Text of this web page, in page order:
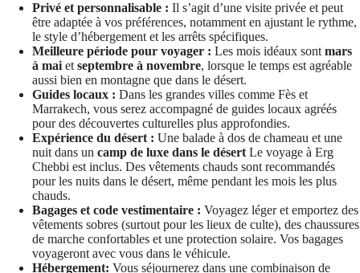
Privé et personnalisable : Il s’agit d’une visite privée et peut
être adaptée à vos préférences, notamment en ajustant le rythme,
le style d’hébergement et les arrêts spécifiques.
Meilleure période pour voyager : Les mois idéaux sont mars
à mai et septembre à novembre, lorsque le temps est agréable
aussi bien en montagne que dans le désert.
Guides locaux : Dans les grandes villes comme Fès et
Marrakech, vous serez accompagné de guides locaux agréés
pour des découvertes culturelles plus approfondies.
Expérience du désert : Une balade à dos de chameau et une
nuit dans un camp de luxe dans le désert Le voyage à Erg
Chebbi est inclus. Des vêtements chauds sont recommandés
pour les nuits dans le désert, même pendant les mois les plus
chauds.
Bagages et code vestimentaire : Voyagez léger et emportez des
vêtements sobres (surtout pour les lieux de culte), des chaussures
de marche confortables et une protection solaire. Vos bagages
voyageront avec vous dans le véhicule.
Hébergement: Vous séjournerez dans une combinaison de